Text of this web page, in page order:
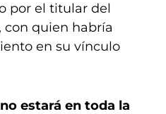
por el titular del
con quien habría
en su vínculo
no estará en toda la